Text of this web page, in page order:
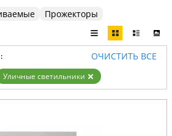
Прожекторы
ОЧИСТИТЬ ВСЕ
Уличные светильники